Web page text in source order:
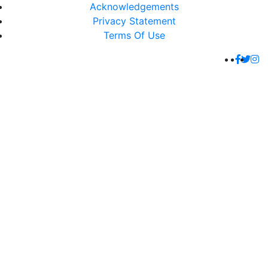
Acknowledgements
Privacy Statement
Terms Of Use